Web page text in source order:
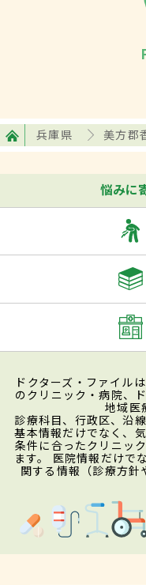
兵庫県 美方郡
悩みに
ドクターズ・ファイル
のクリニック・病院、
地域医
診療科目、行政区、沿
基本情報だけでなく、
条件に合ったクリニッ
ます。 医院情報だけで
関する情報（診療方針